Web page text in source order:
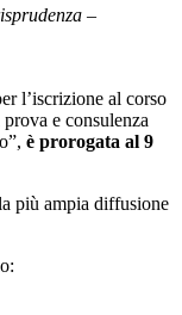
–
l’iscrizione al corso
e consulenza
è prorogata al 9
più ampia diffusione